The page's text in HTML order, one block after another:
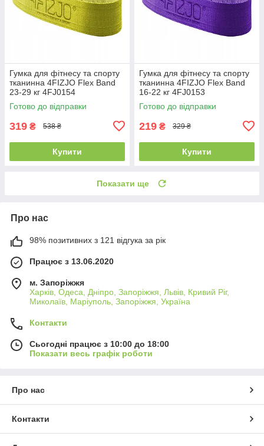
Гумка для фітнесу та спорту
тканинна 4FIZJO Flex Band
23-29 кг 4FJ0154
Готово до відправки
319 ₴ 538 ₴
Купити
Гумка для фітнесу та спорту
тканинна 4FIZJO Flex Band
16-22 кг 4FJ0153
Готово до відправки
219 ₴ 329 ₴
Купити
Показати ще
Про нас
98% позитивних з 121 відгука за рік
Працює з 13.06.2020
м. Запоріжжя
Харків, Одеса, Дніпро, Запоріжжя, Львів, Кривий Ріг,
Миколаїв, Маріуполь, Запоріжжя, Україна
Контакти
Сьогодні працює з 10:00 до 18:00
Показати весь графік роботи
Про нас
Контакти